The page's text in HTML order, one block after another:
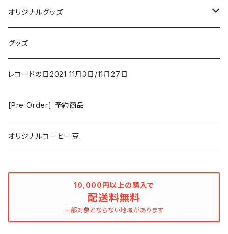
コメディ
ファンタジー/アドベンチャー
アニメーション
ゲーム
ミュージカル/音楽/ドキュメンタリー/コンピ
Grouper
Bill Callahan
Phoebe Bridgers
New Order
Jazz
オリジナルグッズ
コーヒー
洋服
グッズ
レコードの日2021 11月3日/11月27日
[Pre Order] 予約商品
オリジナルコーヒー豆
10,000円以上の購入で
配送料無料
一部対象とならない地域があります